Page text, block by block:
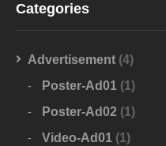
Categories
Advertisement (4)
Poster-Ad01 (1)
Poster-Ad02 (1)
Video-Ad01 (1)